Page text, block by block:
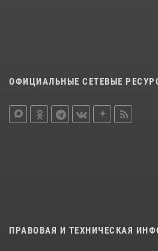
ОФИЦИАЛЬНЫЕ СЕТЕВЫЕ
ПРАВОВАЯ И ТЕХНИЧЕСКАЯ